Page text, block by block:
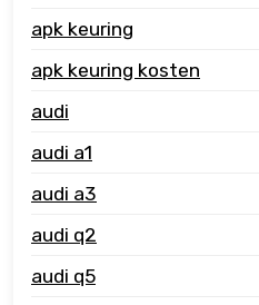
apk keuring
apk keuring kosten
audi
audi a1
audi a3
audi q2
audi q5